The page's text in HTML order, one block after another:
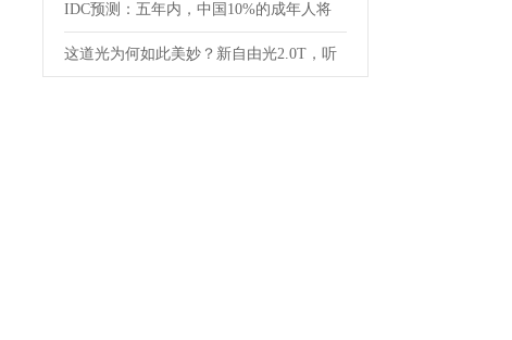
IDC预测：五年内，中国10%的成年人将
这道光为何如此美妙？新自由光2.0T，听